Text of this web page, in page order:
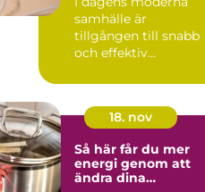
samhälle är
tillgången till snabb
och effektiv
18. nov
Så här får du mer
energi genom att
ändra dina